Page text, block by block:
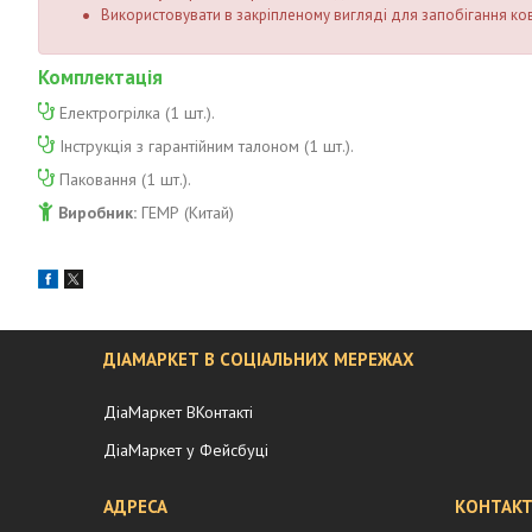
Використовувати в закріпленому вигляді для запобігання
Комплектація
Електрогрілка (1 шт.).
Інструкція з гарантійним талоном (1 шт.).
Паковання (1 шт.).
Виробник: ГЕМР (Китай)
ДІАМАРКЕТ В СОЦІАЛЬНИХ МЕРЕЖАХ
ДіаМаркет ВКонтакті
ДіаМаркет у Фейсбуці